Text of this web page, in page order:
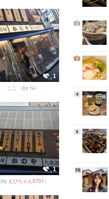
1
ここ （by ﾄﾑ）
1
（by えびちゃん0701 ）
2
3
4
5